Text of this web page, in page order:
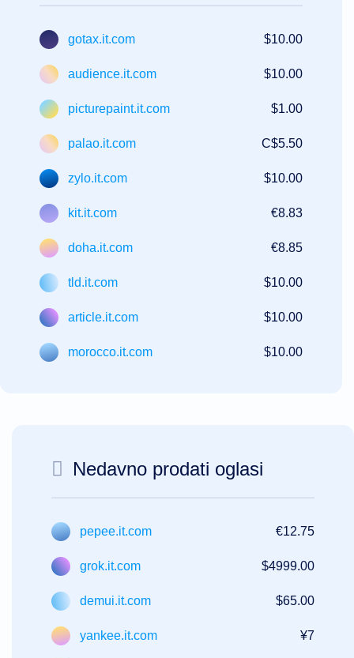
Forumi
za
upravljanje
podršku
Kontaktirajte
Tiketi
za
Prijavi
zloupotrebu
greške
Zahtevi
nove
funkcionalnosti
gotax.it.com $10.00
audience.it.com $10.00
picturepaint.it.com $1.00
palao.it.com C$5.50
zylo.it.com $10.00
kit.it.com €8.83
doha.it.com €8.85
tld.it.com $10.00
article.it.com $10.00
morocco.it.com $10.00
Nedavno prodati oglasi
pepee.it.com €12.75
grok.it.com $4999.00
demui.it.com $65.00
yankee.it.com ¥7